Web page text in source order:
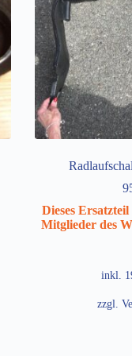
Dieses
Mitglieder des
inkl.
zzgl.